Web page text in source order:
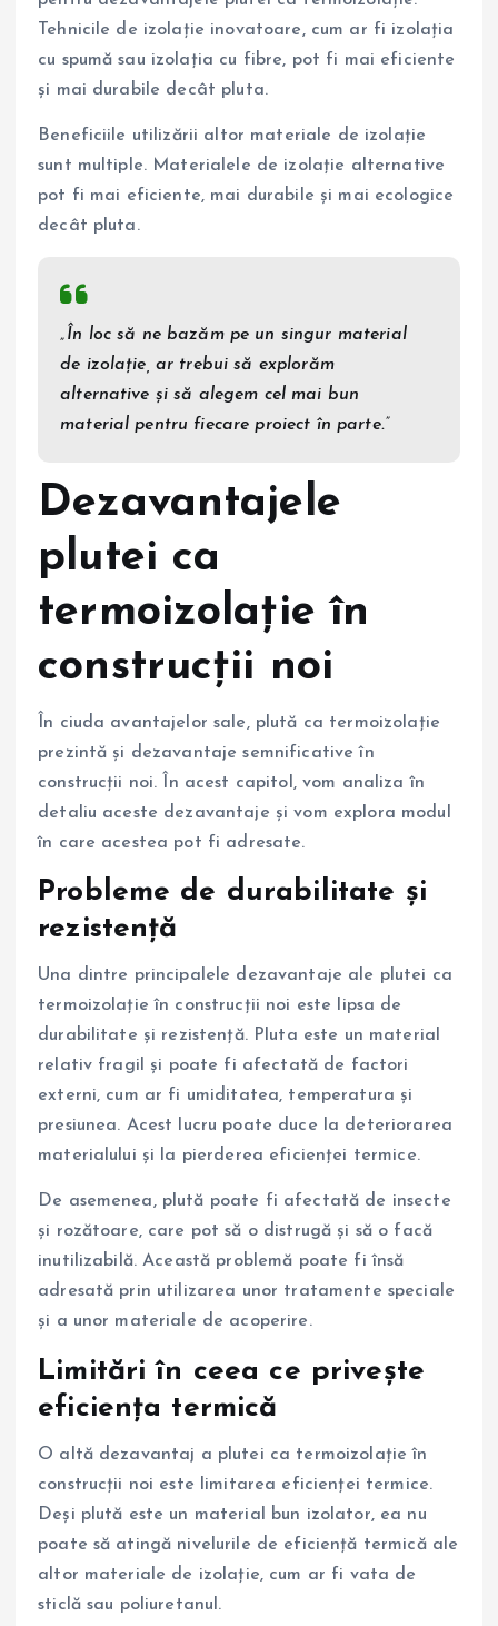
Tehnicile de izolație inovatoare, cum ar fi izolația
cu spumă sau izolația cu fibre, pot fi mai eficiente
și mai durabile decât pluta.
Beneficiile utilizării altor materiale de izolație
sunt multiple. Materialele de izolație alternative
pot fi mai eficiente, mai durabile și mai ecologice
decât pluta.
„În loc să ne bazăm pe un singur material
de izolație, ar trebui să explorăm
alternative și să alegem cel mai bun
material pentru fiecare proiect în parte.”
Dezavantajele
plutei ca
termoizolație în
construcții noi
În ciuda avantajelor sale, plută ca termoizolație
prezintă și dezavantaje semnificative în
construcții noi. În acest capitol, vom analiza în
detaliu aceste dezavantaje și vom explora modul
în care acestea pot fi adresate.
Probleme de durabilitate și
rezistență
Una dintre principalele dezavantaje ale plutei ca
termoizolație în construcții noi este lipsa de
durabilitate și rezistență. Pluta este un material
relativ fragil și poate fi afectată de factori
externi, cum ar fi umiditatea, temperatura și
presiunea. Acest lucru poate duce la deteriorarea
materialului și la pierderea eficienței termice.
De asemenea, plută poate fi afectată de insecte
și rozătoare, care pot să o distrugă și să o facă
inutilizabilă. Această problemă poate fi însă
adresată prin utilizarea unor tratamente speciale
și a unor materiale de acoperire.
Limitări în ceea ce privește
eficiența termică
O altă dezavantaj a plutei ca termoizolație în
construcții noi este limitarea eficienței termice.
Deși plută este un material bun izolator, ea nu
poate să atingă nivelurile de eficiență termică ale
altor materiale de izolație, cum ar fi vata de
sticlă sau poliuretanul.